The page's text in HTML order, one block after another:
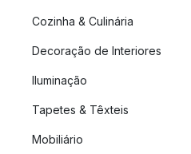
Cozinha & Culinária
Decoração de Interiores
Iluminação
Tapetes & Têxteis
Mobiliário